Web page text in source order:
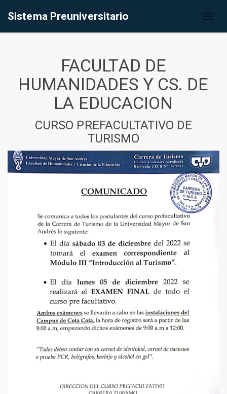
Sistema Preuniversitario
FACULTAD DE
HUMANIDADES Y CS. DE
LA EDUCACION
CURSO PREFACULTATIVO DE
TURISMO